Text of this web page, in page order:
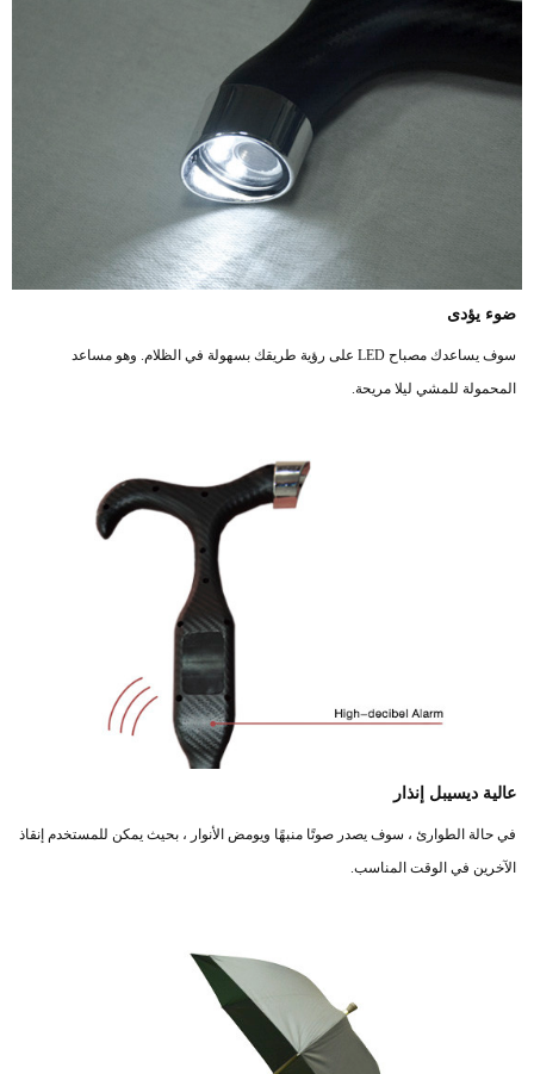
ضوء يؤدى
سوف يساعدك مصباح LED
على رؤية طريقك بسهولة في الظلام. وهو مساعد
المحمولة للمشي ليلا مريحة.
عالية ديسيبل إنذار
في حالة الطوارئ ، سوف يصدر صوتًا منبهًا ويومض الأنوار ، بحيث يمكن للمستخدم إنقاذ
الآخرين في الوقت المناسب.